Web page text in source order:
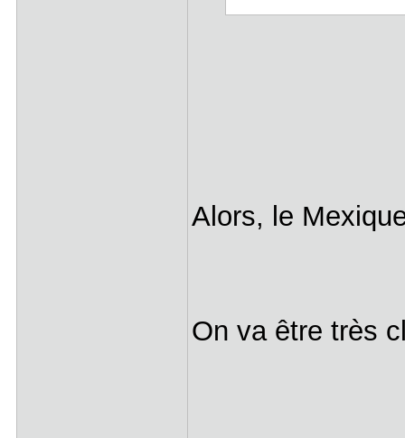
Alors, le
On va être très